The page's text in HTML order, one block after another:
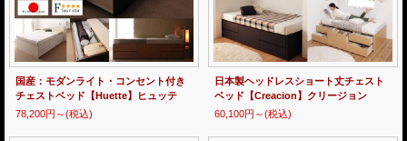
国産：モダンライト・コンセント付き
チェストベッド【Huette】ヒュッテ
78,200円～(税込)
日本製ヘッドレスショート丈チェスト
ベッド【Creacion】クリージョン
60,100円～(税込)